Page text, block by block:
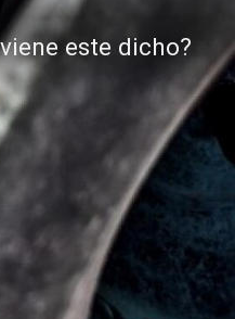
este dicho?